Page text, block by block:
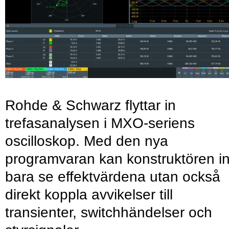
Rohde & Schwarz flyttar in
trefasanalysen i MXO-seriens
oscilloskop. Med den nya
programvaran kan konstruktören
bara se effektvärdena utan också
direkt koppla avvikelser till
transienter, switchhändelser och